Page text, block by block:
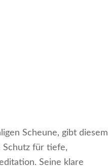
Scheune, gibt diesem
Schutz für tiefe,
Seine klare